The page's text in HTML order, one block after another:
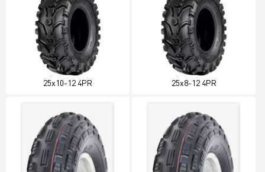
25x10-12 4PR 25x8-12 4PR